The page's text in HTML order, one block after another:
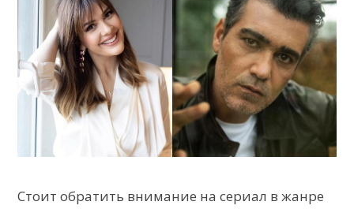
Стоит обратить внимание на сериал в жанре